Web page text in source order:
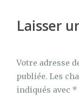
Laisser
Votre adresse
publiée. Les
indiqués avec *